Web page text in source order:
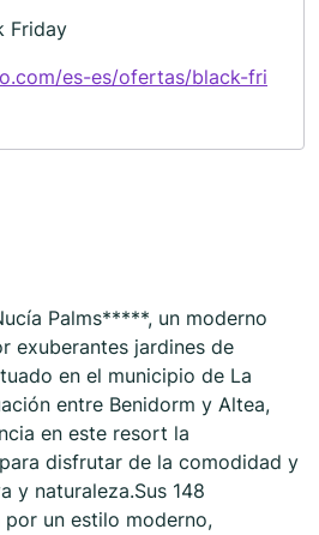
Friday
es-es/ofertas/black-fri
Palms*****, un moderno
exuberantes jardines de
en el municipio de La
entre Benidorm y Altea,
en este resort la
disfrutar de la comodidad y
y naturaleza.Sus 148
un estilo moderno,